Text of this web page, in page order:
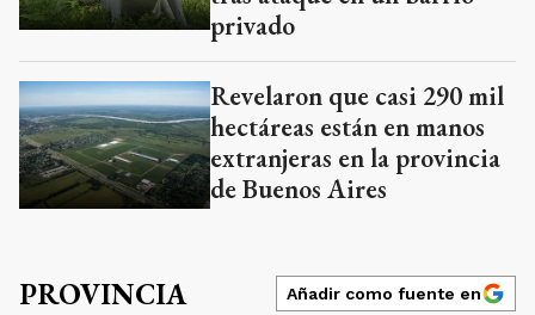
privado
Revelaron que casi 290 mil
hectáreas están en manos
extranjeras en la provincia
de Buenos Aires
PROVINCIA Añadir como fuente en